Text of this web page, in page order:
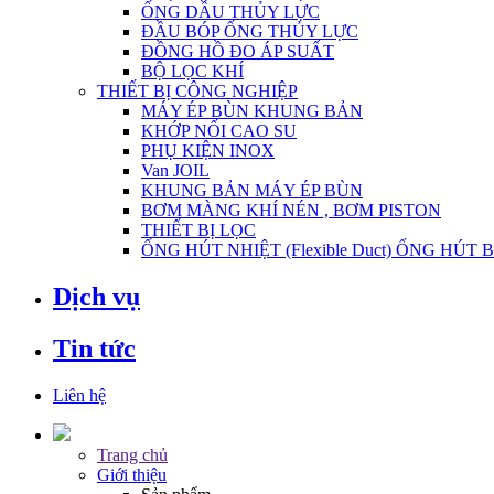
ỐNG DẦU THỦY LỰC
ĐẦU BÓP ỐNG THỦY LỰC
ĐỒNG HỒ ĐO ÁP SUẤT
BỘ LỌC KHÍ
THIẾT BỊ CÔNG NGHIỆP
MÁY ÉP BÙN KHUNG BẢN
KHỚP NỐI CAO SU
PHỤ KIỆN INOX
Van JOIL
KHUNG BẢN MÁY ÉP BÙN
BƠM MÀNG KHÍ NÉN , BƠM PISTON
THIẾT BỊ LỌC
ỐNG HÚT NHIỆT (Flexible Duct) ỐNG HÚT
Dịch vụ
Tin tức
Liên hệ
Trang chủ
Giới thiệu